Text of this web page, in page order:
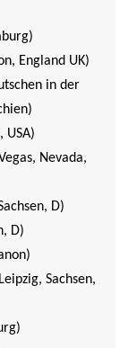
England UK)
in der
USA)
Nevada,
D)
D)
Sachsen,